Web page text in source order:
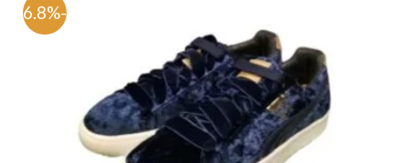
-46.8%